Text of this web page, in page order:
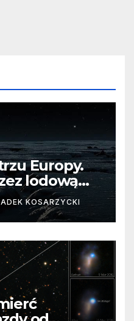
Europy.
lodową
KOSARZYCKI